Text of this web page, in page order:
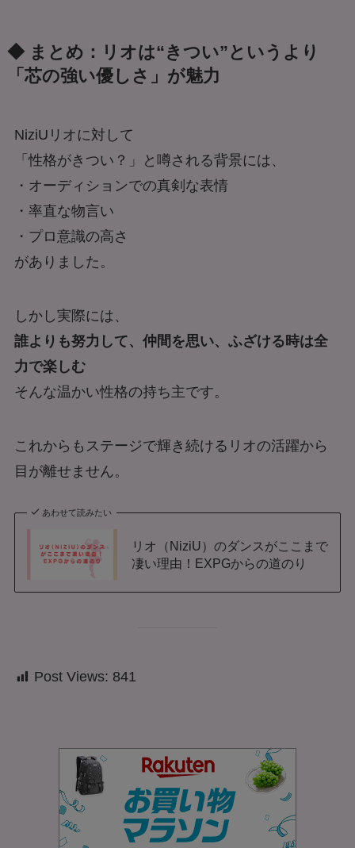
◆ まとめ：リオは“きつい”というより
「芯の強い優しさ」が魅力
NiziUリオに対して
「性格がきつい？」と噂される背景には、
・オーディションでの真剣な表情
・率直な物言い
・プロ意識の高さ
がありました。
しかし実際には、
誰よりも努力して、仲間を思い、ふざける時は全
力で楽しむ
そんな温かい性格の持ち主です。
これからもステージで輝き続けるリオの活躍から
目が離せません。
あわせて読みたい
リオ（NiziU）のダンスがここまで
凄い理由！EXPGからの道のり
Post Views: 841